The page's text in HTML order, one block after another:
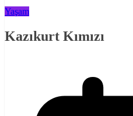
Yaşam
Kazıkurt Kımızı